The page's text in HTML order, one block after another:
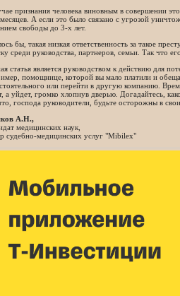
признания человека виновным в совершении
А если это было связано с угрозой
свободы до 3-х лет.
бы, такая низкая ответственность за такое
среди руководства, партнеров, семьи. Так что
статья является руководством к действию для
помощнице, которой вы мало платили и
или перейти в другую компанию.
а уйдет, громко хлопнув дверью. Догадайтесь,
господа руководители, будьте осторожны в
А.Н.,
медицинских наук,
судебно-медицинских услуг "Mibilex"